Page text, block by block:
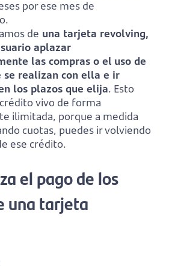
por ese mes de
de una tarjeta revolving,
aplazar
las compras o el uso de
se realizan con ella e ir
los plazos que elija. Esto
vivo de forma
ilimitada, porque a medida
cuotas, puedes ir volviendo
ese crédito.
el pago de los
una tarjeta